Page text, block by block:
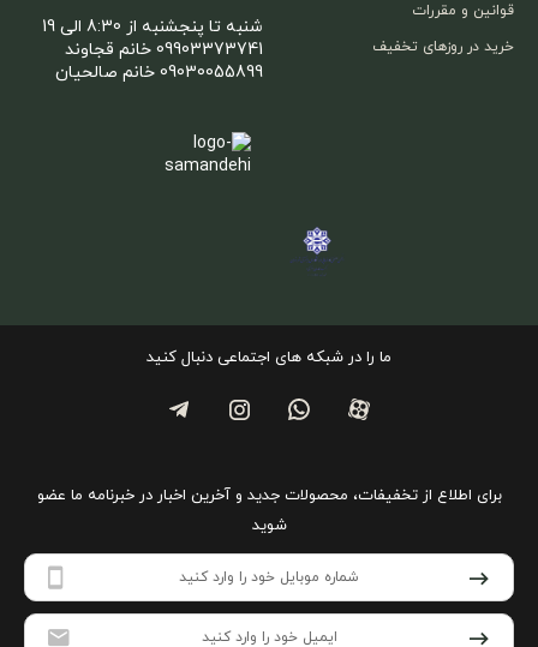
قوانین و مقررات
خرید در روزهای تخفیف
شنبه تا پنجشنبه از 8:30 الی 19
09903373741 خانم قجاوند
09030055899 خانم صالحیان
ما را در شبکه های اجتماعی دنبال کنید
برای اطلاع از تخفیفات، محصولات جدید و آخرین اخبار در خبرنامه ما عضو
شوید